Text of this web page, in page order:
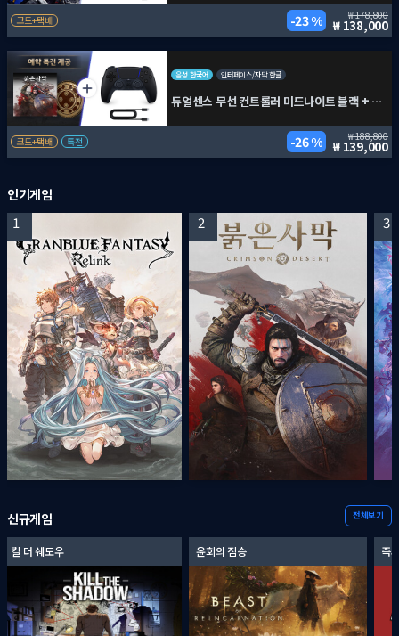
코드+택배 23 % 178,800
138,000
음성 한국어 인터페이스/자막 한글
듀얼센스 무선 컨트롤러 미드나이트 블랙 + PC용 USB 케이블 + 붉은사막
코드+택배 특전 26 % 188,800
139,000
인기게임
1 2 3
신규게임 전체보기
킬 더 쉐도우 윤회의 짐승 즉